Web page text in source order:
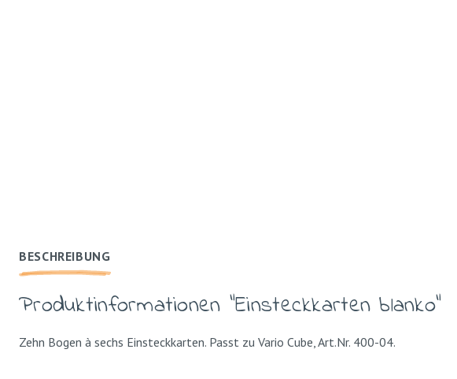
BESCHREIBUNG
Produktinformationen "Einsteckkarten blanko"
Zehn Bogen à sechs Einsteckkarten. Passt zu Vario Cube, Art.Nr. 400-04.